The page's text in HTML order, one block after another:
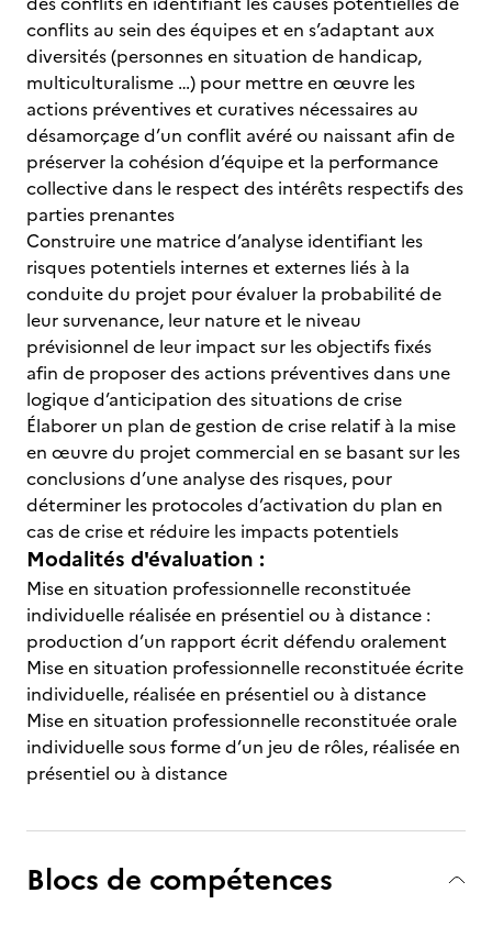
conflits au sein des équipes et en s’adaptant aux
diversités (personnes en situation de handicap,
multiculturalisme …) pour mettre en œuvre les
actions préventives et curatives nécessaires au
désamorçage d’un conflit avéré ou naissant afin de
préserver la cohésion d’équipe et la performance
collective dans le respect des intérêts respectifs des
parties prenantes
Construire une matrice d’analyse identifiant les
risques potentiels internes et externes liés à la
conduite du projet pour évaluer la probabilité de
leur survenance, leur nature et le niveau
prévisionnel de leur impact sur les objectifs fixés
afin de proposer des actions préventives dans une
logique d’anticipation des situations de crise
Élaborer un plan de gestion de crise relatif à la mise
en œuvre du projet commercial en se basant sur les
conclusions d’une analyse des risques, pour
déterminer les protocoles d’activation du plan en
cas de crise et réduire les impacts potentiels
Modalités d'évaluation :
Mise en situation professionnelle reconstituée
individuelle réalisée en présentiel ou à distance :
production d’un rapport écrit défendu oralement
Mise en situation professionnelle reconstituée écrite
individuelle, réalisée en présentiel ou à distance
Mise en situation professionnelle reconstituée orale
individuelle sous forme d’un jeu de rôles, réalisée en
présentiel ou à distance
Blocs de compétences